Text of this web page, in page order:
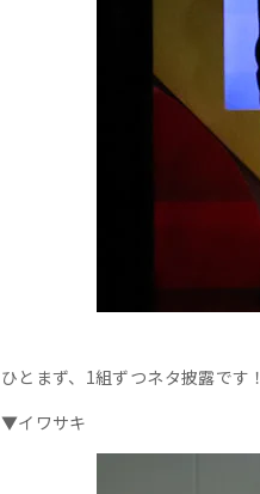
ひとまず、1組ずつネタ披露です！
▼イワサキ